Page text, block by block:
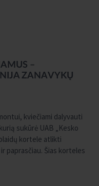
–
ZANAVYKŲ
kviečiami dalyvauti
sukūrė UAB „Kesko
kortele atlikti
paprasčiau. Šias korteles